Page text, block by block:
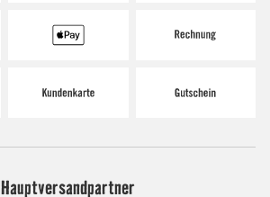
Hauptversandpartner